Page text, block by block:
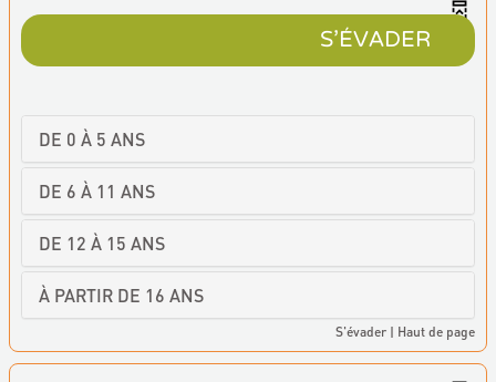
S'ÉVADER
DE 0 À 5 ANS
DE 6 À 11 ANS
AU MUSÉE DU CHAT
un quizz. Retrouver de quel grand
peintre s’inspire ses illustrations.
Une création du Salon du Livre de
DE 12 À 15 ANS
ESCAPE GAME À LA MAISON
Envie de s'évader ? Et
À PARTIR DE 16 ANS
Aucune sélection
S'évader | Haut de page